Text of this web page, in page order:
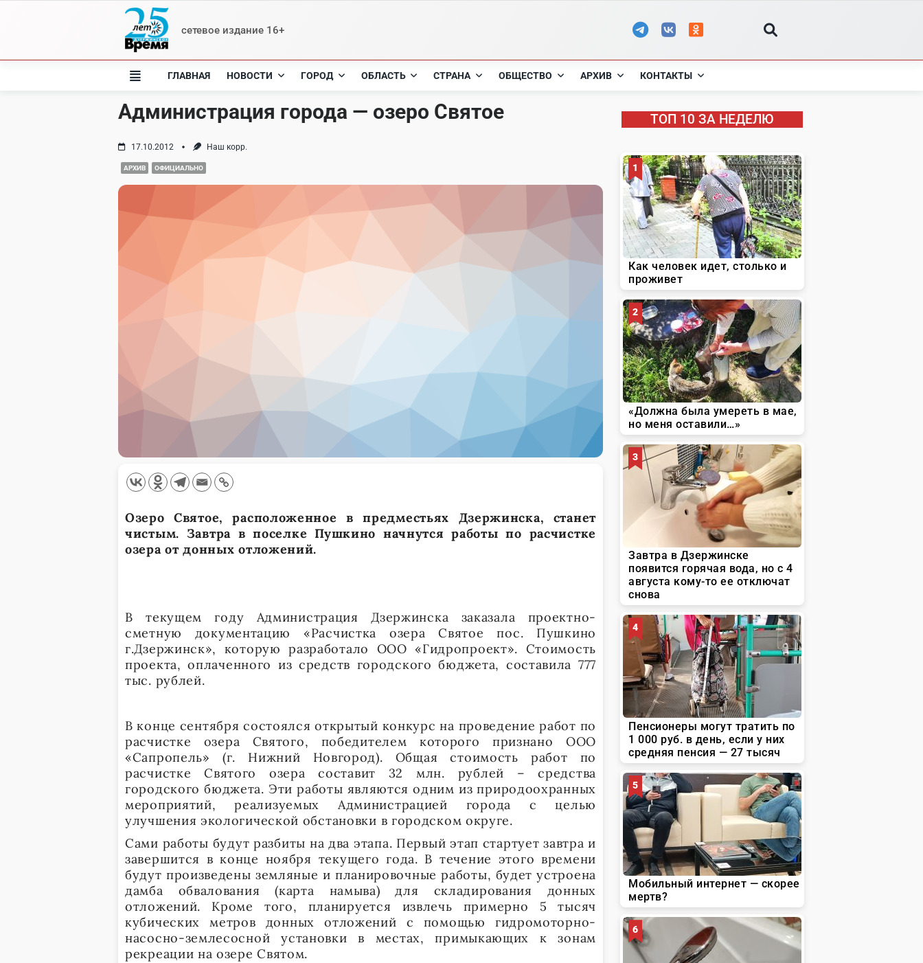
сетевое издание 16+
ГЛАВНАЯ НОВОСТИ ГОРОД ОБЛАСТЬ СТРАНА ОБЩЕСТВО АРХИВ КОНТАКТЫ
Администрация города — озеро Святое
17.10.2012 Наш корр.
АРХИВ ОФИЦИАЛЬНО
Озеро Святое, расположенное в предместьях Дзержинска, станет
чистым. Завтра в поселке Пушкино начнутся работы по расчистке
озера от донных отложений.
В текущем году Администрация Дзержинска заказала проектно-
сметную документацию «Расчистка озера Святое пос. Пушкино
г.Дзержинск», которую разработало ООО «Гидропроект». Стоимость
проекта, оплаченного из средств городского бюджета, составила 777
тыс. рублей.
В конце сентября состоялся открытый конкурс на проведение работ по
расчистке озера Святого, победителем которого признано ООО
«Сапропель» (г. Нижний Новгород). Общая стоимость работ по
расчистке Святого озера составит 32 млн. рублей – средства
городского бюджета. Эти работы являются одним из природоохранных
мероприятий, реализуемых Администрацией города с целью
улучшения экологической обстановки в городском округе.
Сами работы будут разбиты на два этапа. Первый этап стартует завтра и
завершится в конце ноября текущего года. В течение этого времени
будут произведены земляные и планировочные работы, будет устроена
дамба обвалования (карта намыва) для складирования донных
отложений. Кроме того, планируется извлечь примерно 5 тысяч
кубических метров донных отложений с помощью гидромоторно-
насосно-землесосной установки в местах, примыкающих к зонам
рекреации на озере Святом.
ТОП 10 ЗА НЕДЕЛЮ